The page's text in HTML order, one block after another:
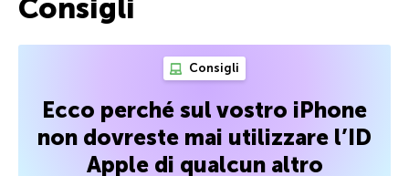
Consigli
Consigli
Ecco perché sul vostro iPhone
non dovreste mai utilizzare l’ID
Apple di qualcun altro